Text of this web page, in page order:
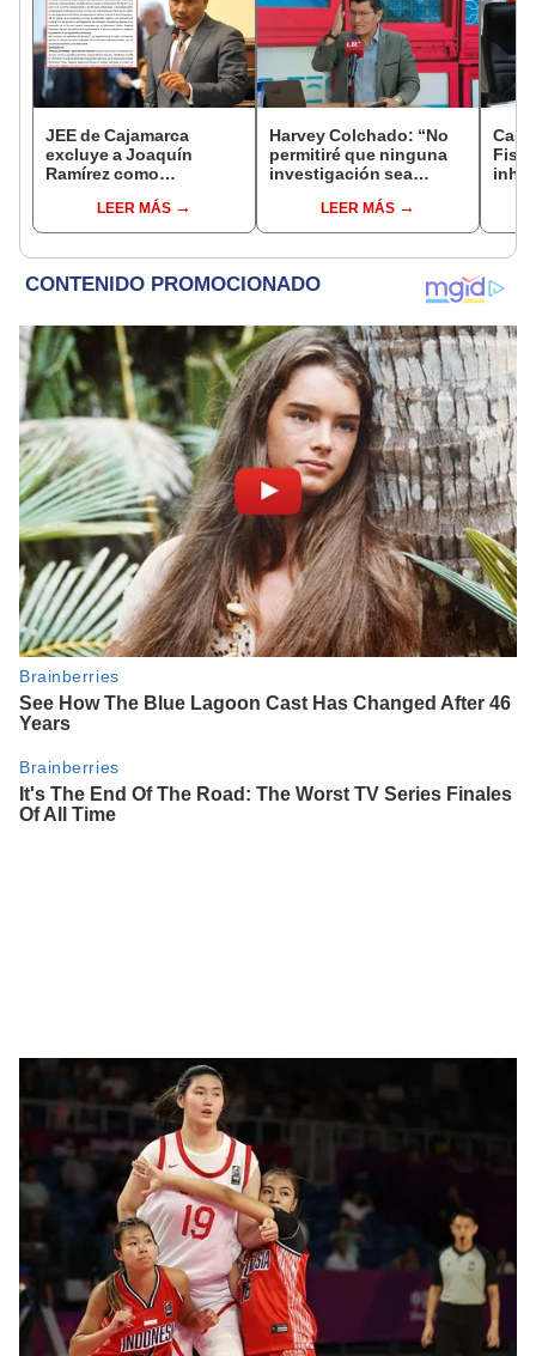
JEE de Cajamarca
excluye a Joaquín
Ramírez como
regional por ocultar
sentencia
LEER MÁS
Harvey Colchado: “No
permitiré que ninguna
investigación sea
política”LEER MÁS